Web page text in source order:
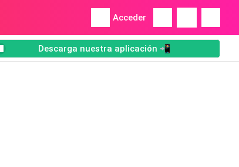
Acceder
Descarga nuestra aplicación 📲